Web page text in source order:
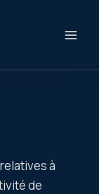
à
de